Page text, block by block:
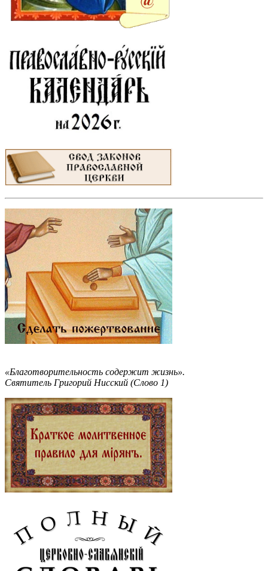
«Благотворительность содержит жизнь».
Святитель Григорий Нисский (Слово 1)